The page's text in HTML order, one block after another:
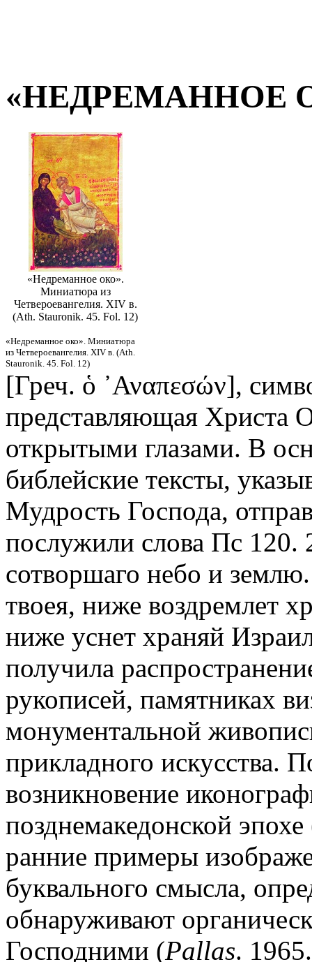
«НЕДРЕМАННОЕ
«Недреманное око».
Миниатюра из
Четвероевангелия. XIV в.
(Ath. Stauronik. 45. Fol. 12)
«Недреманное око». Миниатюра
из Четвероевангелия. XIV в. (Ath.
Stauronik. 45. Fol. 12)
[Греч. ὁ ᾿Αναπεσών],
представляющая Христа
открытыми глазами. В
библейские тексты,
Мудрость Господа,
послужили слова Пс
сотворшаго небо и
твоея, ниже воздремлет
ниже уснет храняй
получила
рукописей, памятниках
монументальной
прикладного искусства.
возникновение
позднемакедонской
ранние примеры
буквального смысла,
обнаруживают
Господними (Pallas.